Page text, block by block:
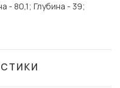
80,1; Глубина - 39;